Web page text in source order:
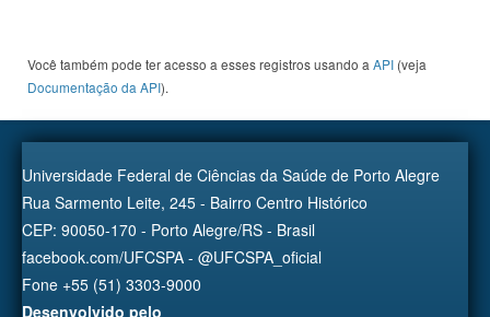
Você também pode ter acesso a esses registros usando a API (veja
Documentação da API).
Universidade Federal de Ciências da Saúde de Porto Alegre
Rua Sarmento Leite, 245 - Bairro Centro Histórico
CEP: 90050-170 - Porto Alegre/RS - Brasil
facebook.com/UFCSPA - @UFCSPA_oficial
Fone +55 (51) 3303-9000
Desenvolvido pelo